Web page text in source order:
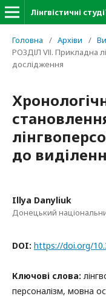
Лінгвістичні
Головна / Архіви /
РОЗДІЛ VІІ. Прикладна
дослідження
до
Illya Danyliuk
Донецький
DOI: https://doi.org/
Ключові слова:
персоналізм, мовна